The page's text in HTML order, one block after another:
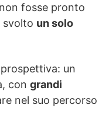
fosse pronto
svolto un solo
un
con grandi
nel suo percorso